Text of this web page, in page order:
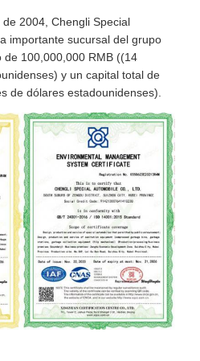
2004, Chengli Special
importante sucursal del grupo
de 100,000,000 RMB ((14
y un capital total de
de dólares estadounidenses).